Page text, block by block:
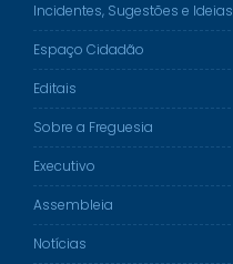
Incidentes, Sugestões e Ideias
Espaço Cidadão
Editais
Sobre a Freguesia
Executivo
Assembleia
Notícias